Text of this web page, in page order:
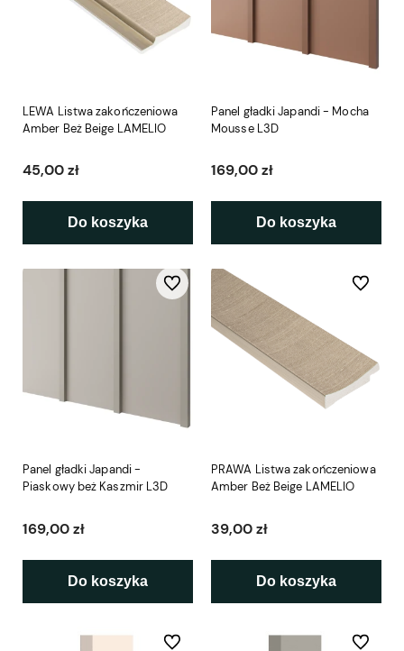
LEWA Listwa zakończeniowa
Amber Beż Beige LAMELIO
45,00 zł
Do koszyka
Panel gładki Japandi - Mocha
Mousse L3D
169,00 zł
Do koszyka
Panel gładki Japandi -
Piaskowy beż Kaszmir L3D
169,00 zł
Do koszyka
Do ulubionych
PRAWA Listwa zakończeniowa
Amber Beż Beige LAMELIO
39,00 zł
Do koszyka
Do
Do ulubionych Do